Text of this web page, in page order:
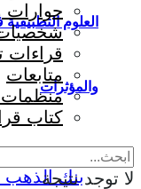
العلوم
والمؤثرات
حوارات
قراءات
متابعات
منظمات
كتاب
لا توجد نتيجة